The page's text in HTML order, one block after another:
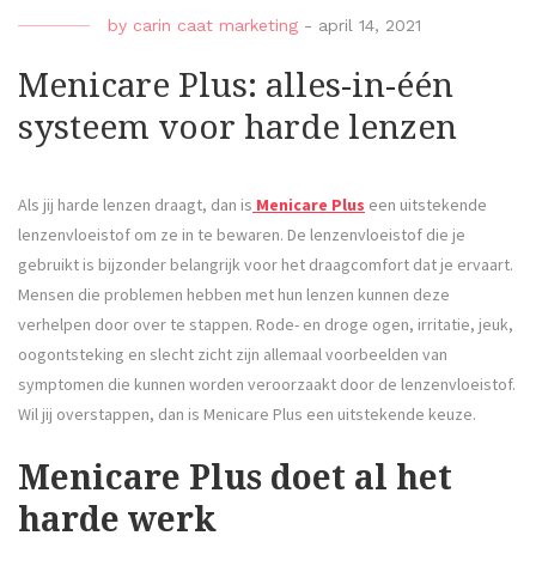
by carin caat marketing - april 14, 2021
Menicare Plus: alles-in-één
systeem voor harde lenzen
Als jij harde lenzen draagt, dan is Menicare Plus een uitstekende
lenzenvloeistof om ze in te bewaren. De lenzenvloeistof die je
gebruikt is bijzonder belangrijk voor het draagcomfort dat je ervaart.
Mensen die problemen hebben met hun lenzen kunnen deze
verhelpen door over te stappen. Rode- en droge ogen, irritatie, jeuk,
oogontsteking en slecht zicht zijn allemaal voorbeelden van
symptomen die kunnen worden veroorzaakt door de lenzenvloeistof.
Wil jij overstappen, dan is Menicare Plus een uitstekende keuze.
Menicare Plus doet al het
harde werk